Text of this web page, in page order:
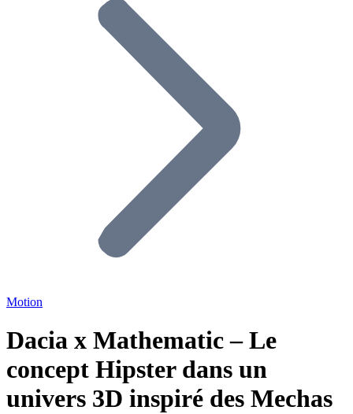
Motion
Dacia x Mathematic – Le
concept Hipster dans un
univers 3D inspiré des Mechas